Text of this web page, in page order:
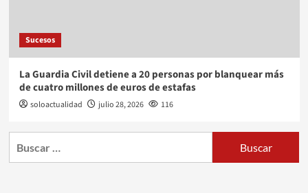
Sucesos
La Guardia Civil detiene a 20 personas por blanquear más
de cuatro millones de euros de estafas
soloactualidad julio 28, 2026 116